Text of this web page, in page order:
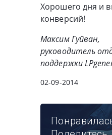
Хорошего дня и
конверсий!
Максим Гуйван,
руководитель
поддержки
02-09-2014